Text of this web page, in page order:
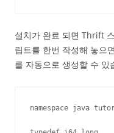
설치가 완료 되면 Thrift
립트를 한번 작성해 놓으
를 자동으로 생성할 수 있
namespace java